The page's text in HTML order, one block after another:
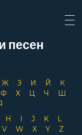
песен
Ж З И Й
К
Ф Х Ц Ч
Ш
H I J K
L
V W X Y Z